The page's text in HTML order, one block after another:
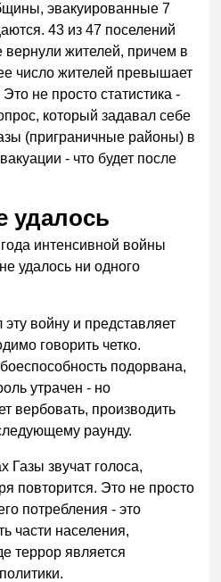
эвакуированные 7
43 из 47 поселений
вернули жителей, причем в
число жителей превышает
не просто статистика -
который задавал себе
(приграничные районы) в
- что будет после
удалось
интенсивной войны
удалось ни одного
войну и представляет
говорить четко.
подорвана,
утрачен - но
вербовать, производить
раунду.
Газы звучат голоса,
повторится. Это не просто
потребления - это
части населения,
террор является